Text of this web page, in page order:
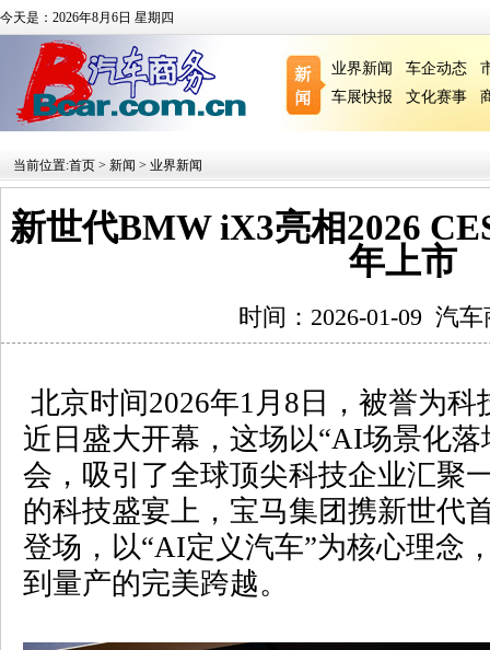
今天是：2026年8月6日 星期四
业界新闻 车企动态
车展快报
文化赛事
当前位置:首页 > 新闻 > 业界新闻
新世代BMW iX3亮相2026
年上市
时间：2026-01-09 汽车
北京时间2026年1 月 8 日，被誉为科
近日盛大开幕，这场以“AI场景化落
会，吸引了全球顶尖科技企业汇聚
的科技盛宴上，宝马集团携新世代
登场，以“AI定义汽车”为核心理念
到量产的完美跨越。